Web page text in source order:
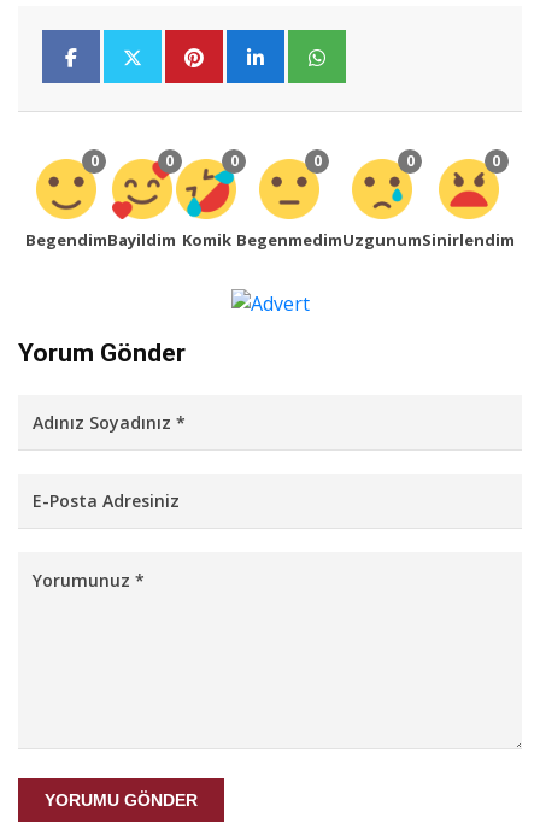
0
Begendim
0
Bayildim
0
Komik
0
Begenmedim
0
Uzgunum
0
Sinirlendim
Yorum Gönder
YORUMU GÖNDER